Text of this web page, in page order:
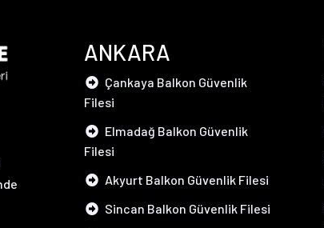
ANKARA
Çankaya Balkon Güvenlik
Filesi
Elmadağ Balkon Güvenlik
Filesi
Akyurt Balkon Güvenlik Filesi
Sincan Balkon Güvenlik Filesi